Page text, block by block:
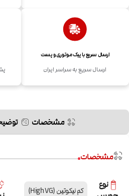
ارسال سریع با پیک موتوری و پست
ارسال سریع به سراسر ایران
مشخصات
مشخصات
نوع
کم نیکوتین (High VG)